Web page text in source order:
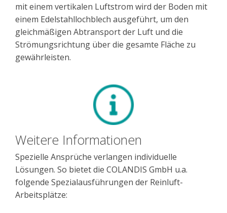
mit einem vertikalen Luftstrom wird der Boden mit
einem Edelstahllochblech ausgeführt, um den
gleichmäßigen Abtransport der Luft und die
Strömungsrichtung über die gesamte Fläche zu
gewährleisten.
Weitere Informationen
Spezielle Ansprüche verlangen individuelle
Lösungen. So bietet die COLANDIS GmbH u.a.
folgende Spezialausführungen der Reinluft-
Arbeitsplätze: